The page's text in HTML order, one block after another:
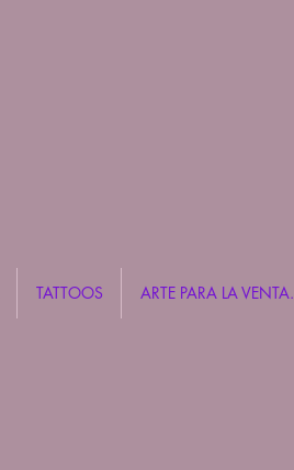
TATTOOS ARTE PARA LA VENTA.